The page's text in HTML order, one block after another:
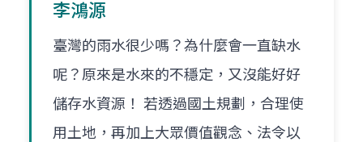
李鴻源
臺灣的雨水很少嗎？為什麼會一直缺水
呢？原來是水來的不穩定，又沒能好好
儲存水資源！ 若透過國土規劃，合理使
用土地，再加上大眾價值觀念、法令以